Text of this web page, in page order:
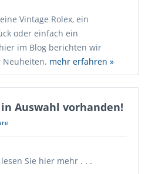
Vintage Rolex, ein
oder einfach ein
im Blog berichten wir
Neuheiten. mehr erfahren »
Auswahl vorhanden!
Sie hier mehr . . .